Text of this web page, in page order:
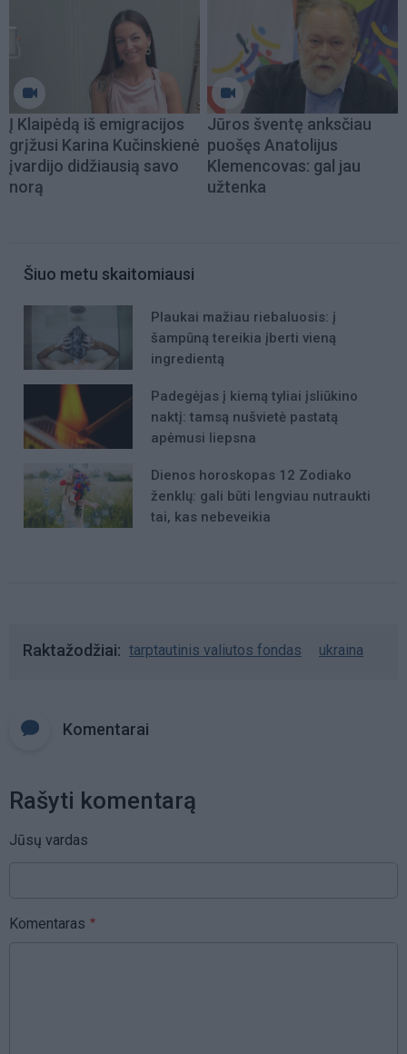
Į Klaipėdą iš emigracijos
grįžusi Karina Kučinskienė
įvardijo didžiausią savo
norą
Jūros šventę anksčiau
puošęs Anatolijus
Klemencovas: gal jau
užtenka
Šiuo metu skaitomiausi
Plaukai mažiau riebaluosis: į
šampūną tereikia įberti vieną
ingredientą
Padegėjas į kiemą tyliai įsliūkino
naktį: tamsą nušvietė pastatą
apėmusi liepsna
Dienos horoskopas 12 Zodiako
ženklų: gali būti lengviau nutraukti
tai, kas nebeveikia
Raktažodžiai tarptautinis valiutos fondas ukraina
Komentarai
Rašyti komentarą
Jūsų vardas
Komentaras